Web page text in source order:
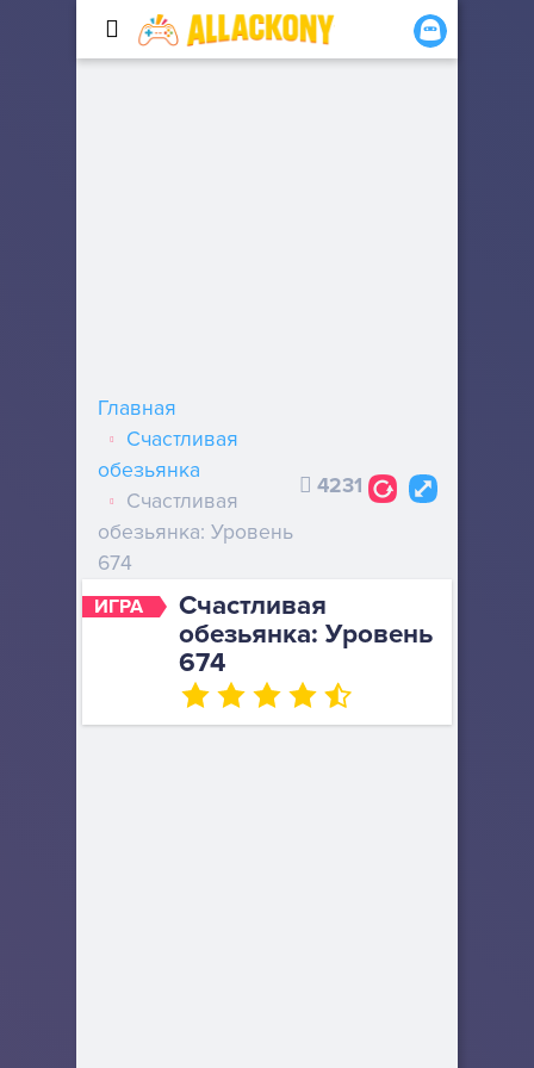
ИГРА
Счастливая
обезьянка: Уровень
674
Главная
Счастливая
обезьянка
Счастливая
обезьянка: Уровень
674
4231